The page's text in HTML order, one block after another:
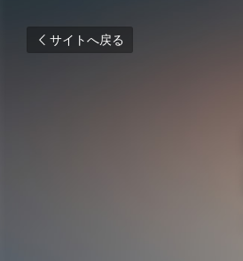
サイトへ戻る